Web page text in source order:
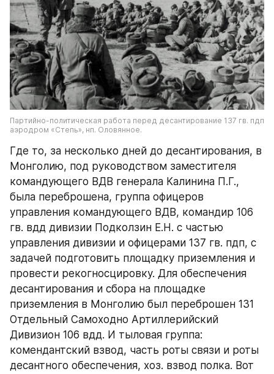
Партийно-политическая работа перед десантирование 137 гв. пдп
аэродром «Степь», нп. Оловянное.
Где то, за несколько дней до десантирования, в
Монголию, под руководством заместителя
командующего ВДВ генерала Калинина П.Г.,
была переброшена, группа офицеров
управления командующего ВДВ, командир 106
гв. вдд дивизии Подколзин Е.Н. с частью
управления дивизии и офицерами 137 гв. пдп, с
задачей подготовить площадку приземления и
провести рекогносцировку. Для обеспечения
десантирования и сбора на площадке
приземления в Монголию был переброшен 131
Отдельный Самоходно Артиллерийский
Дивизион 106 вдд. И тыловая группа:
комендантский взвод, часть роты связи и роты
десантного обеспечения, хоз. взвод полка. Вот